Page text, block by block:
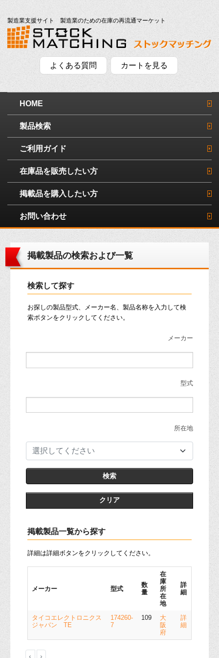
製造業支援サイト 製造業のための在庫の再流通マーケット
よくある質問 カートを見る
HOME
製品検索
ご利用ガイド
在庫品を販売したい方
掲載品を購入したい方
お問い合わせ
掲載製品の検索および一覧
検索して探す
お探しの製品型式、メーカー名、製品名称を入力して検
索ボタンをクリックしてください。
メーカー
型式
所在地
選択してください
クリア
掲載製品一覧から探す
詳細は詳細ボタンをクリックしてください。
メーカー 型式
数
量
在
庫
所
在
地
詳
細
タイコエレクトロニクス
ジャパン TE
174260-
7
109
大
阪
府
詳
細
‹ ›